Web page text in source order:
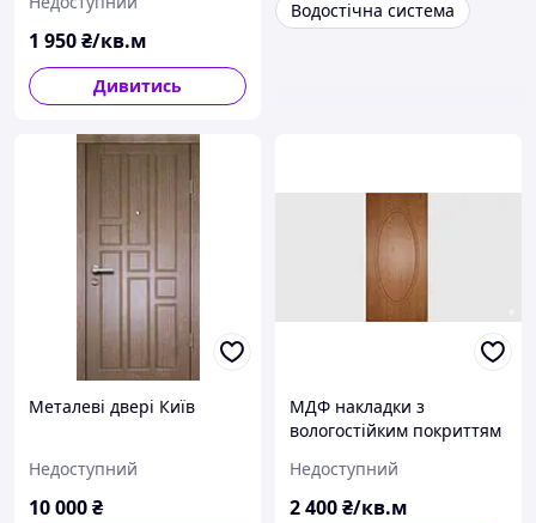
1 950₴/кв.м
Дивитись
Водостічна система
Металеві двері Київ
Недоступний
10 000₴
МДФ накладки з
вологостійким покриттям
Недоступний
2 400₴/кв.м